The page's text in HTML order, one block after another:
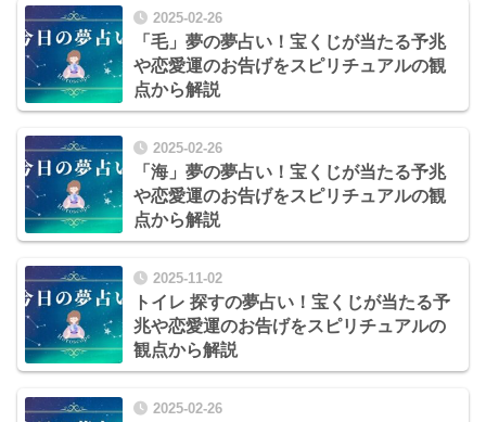
2025-02-26
「毛」夢の夢占い！宝くじが当たる予兆
や恋愛運のお告げをスピリチュアルの観
点から解説
2025-02-26
「海」夢の夢占い！宝くじが当たる予兆
や恋愛運のお告げをスピリチュアルの観
点から解説
2025-11-02
トイレ 探すの夢占い！宝くじが当たる予
兆や恋愛運のお告げをスピリチュアルの
観点から解説
2025-02-26